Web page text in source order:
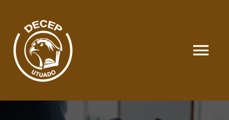
content
SOMOS